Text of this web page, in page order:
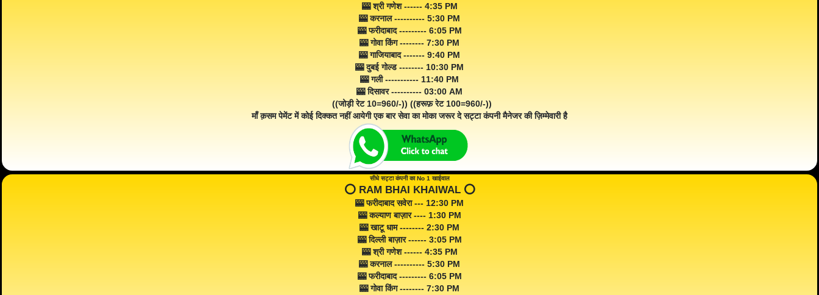
🎰 श्री गणेश ------ 4:35 PM
🎰 करनाल ---------- 5:30 PM
🎰 फरीदाबाद --------- 6:05 PM
🎰 गोवा किंग -------- 7:30 PM
🎰 गाजियाबाद ------- 9:40 PM
🎰 दुबई गोल्ड -------- 10:30 PM
🎰 गली ----------- 11:40 PM
🎰 दिसावर ---------- 03:00 AM
((जोड़ी रेट 10=960/-)) ((हरूफ़ रेट 100=960/-))
माँ क़सम पेमेंट में कोई दिक्कत नहीं आयेगी एक बार सेवा का मोका जरूर दे सट्टा कंपनी मैनेजर की ज़िम्मेवारी है
सीधे सट्टा कंपनी का No 1 खाईवाल
⭕️ RAM BHAI KHAIWAL ⭕️
🎰 फरीदाबाद सवेरा --- 12:30 PM
🎰 कल्याण बाज़ार ---- 1:30 PM
🎰 खाटू धाम -------- 2:30 PM
🎰 दिल्ली बाज़ार ------ 3:05 PM
🎰 श्री गणेश ------ 4:35 PM
🎰 करनाल ---------- 5:30 PM
🎰 फरीदाबाद --------- 6:05 PM
🎰 गोवा किंग -------- 7:30 PM